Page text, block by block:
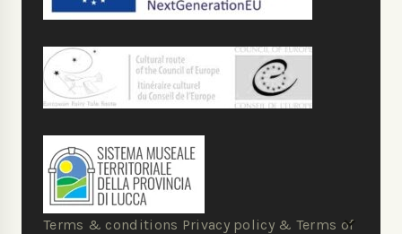
Terms & conditions Privacy policy & Terms of